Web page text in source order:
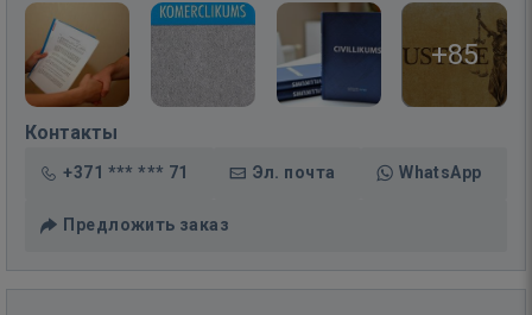
+85
Контакты
+371 *** *** 71 Эл. почта WhatsApp
Предложить заказ